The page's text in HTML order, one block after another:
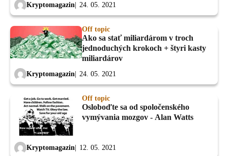
Kryptomagazin 24. 05. 2021
Off topic
Ako sa stať miliardárom v troch
jednoduchých krokoch + štyri kasty
miliardárov
Kryptomagazin 24. 05. 2021
Off topic
Osloboďte sa od spoločenského
vymývania mozgov - Alan Watts
Kryptomagazin 12. 05. 2021